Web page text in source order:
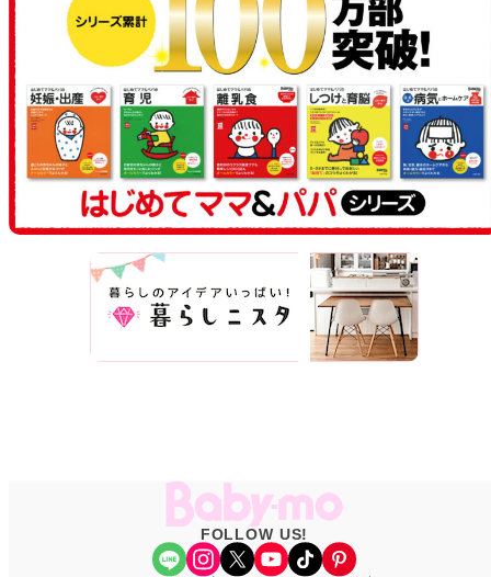
FOLLOW US!
Share Icon Instagram X YouTube TikTok Pinterest